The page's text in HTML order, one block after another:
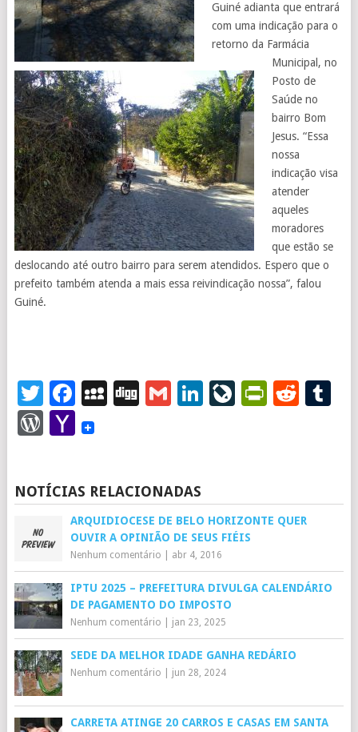
Guiné adianta que entrará
com uma indicação para o
retorno da Farmácia
Municipal, no
Posto de
Saúde no
bairro Bom
Jesus. “Essa
nossa
indicação visa
atender
aqueles
moradores
que estão se
deslocando até outro bairro para serem atendidos. Espero que o
prefeito também atenda a mais essa reivindicação nossa”, falou
Guiné.
Twitter
Facebook
MySpace
DiggGmailLinkedIn
WordPress
Yahoo
NOTÍCIAS RELACIONADAS
ARQUIDIOCESE DE BELO HORIZONTE QUER
OUVIR A OPINIÃO DE SEUS FIÉIS
Nenhum comentário abr 4, 2016
IPTU 2025 – PREFEITURA DIVULGA CALENDÁRIO
DE PAGAMENTO DO IMPOSTO
Nenhum comentário jan 23, 2025
SEDE DA MELHOR IDADE GANHA REDÁRIO
Nenhum comentário jun 28, 2024
CARRETA ATINGE 20 CARROS E CASAS EM SANTA